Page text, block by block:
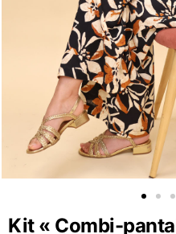
Kit « Combi-